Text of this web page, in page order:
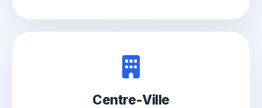
Centre-Ville